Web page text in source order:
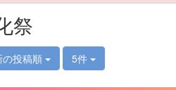
祭
の投稿順 5件